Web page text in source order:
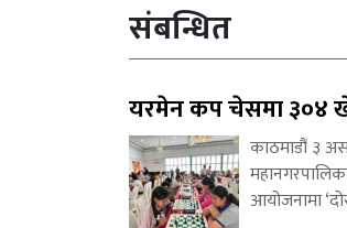
संबन्धित
यरमेन कप चेसमा ३०४
काठमाडौं ३
आयोजनामा